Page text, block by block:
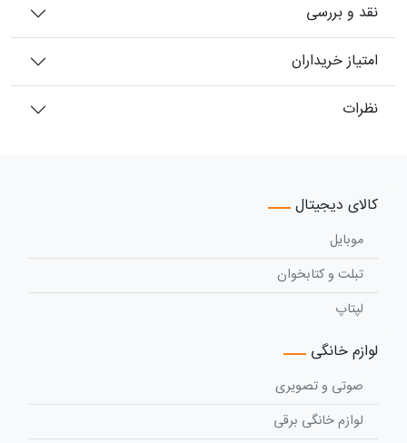
نقد و بررسی
امتیاز خریداران
نظرات
کالای دیجیتال
موبایل
تبلت و کتابخوان
لپتاپ
لوازم خانگی
صوتی و تصویری
لوازم خانگی برقی